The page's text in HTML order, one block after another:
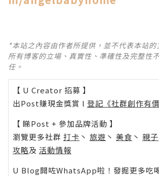
*本站之內容由作者所提供，並不代表本站
所有博客的立場、真實性、準確性及完整性
任。
【 U Creator 招募 】
出Post賺現金獎賞 l 登記《社群創作有價
【 睇Post + 參加品牌活動 】
瀏覽更多社群 打卡 丶 旅遊 丶 美食 丶 親子
攻略及 活動情報
U Blog開咗WhatsApp啦！發掘更多吃